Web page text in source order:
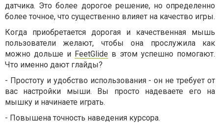
датчика. Это более дорогое решение, но определенно
более точное, что существенно влияет на качество игры.
Когда приобретается дорогая и качественная мышь
пользователи желают, чтобы она прослужила как
можно дольше и FeetGlide в этом успешно помогают.
Что именно дают глайды?
- Простоту и удобство использования - он не требует от
вас настройки мыши. Вы просто надеваете его на
мышку и начинаете играть.
- Повышена точность наведения курсора.